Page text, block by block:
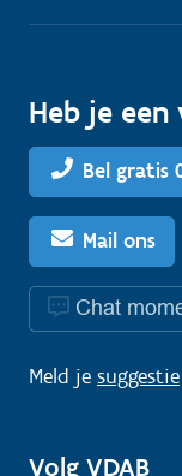
Heb je een
Bel gratis
Mail ons
Chat
Meld je suggestie
Volg VDAB